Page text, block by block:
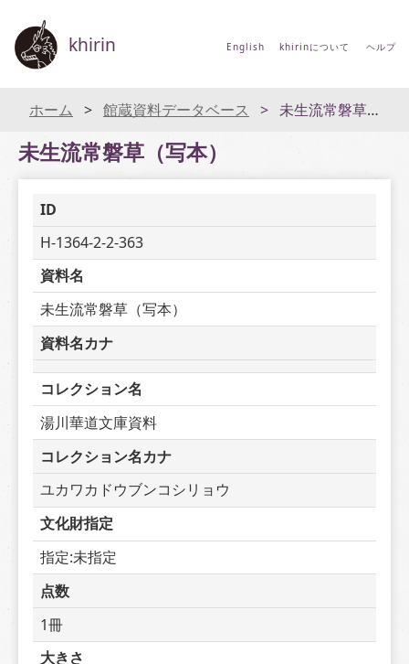
khirin English khirinについて ヘルプ
ホーム 館蔵資料データベース 未生流常磐草（写本）
未生流常磐草（写本）
ID
H-1364-2-2-363
資料名
未生流常磐草（写本）
資料名カナ
コレクション名
湯川華道文庫資料
コレクション名カナ
ユカワカドウブンコシリョウ
文化財指定
指定:未指定
点数
1冊
大きさ